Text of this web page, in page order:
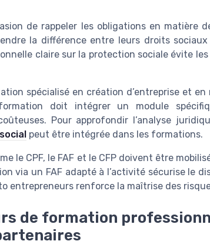
de rappeler les obligations en matière
la différence entre leurs droits
claire sur la protection sociale évite
spécialisé en création d’entreprise et
doit intégrer un module
Pour approfondir l’analyse
peut être intégrée dans les formations.
le CPF, le FAF et le CFP doivent être
via un FAF adapté à l’activité sécurise le
entrepreneurs renforce la maîtrise des
de formation